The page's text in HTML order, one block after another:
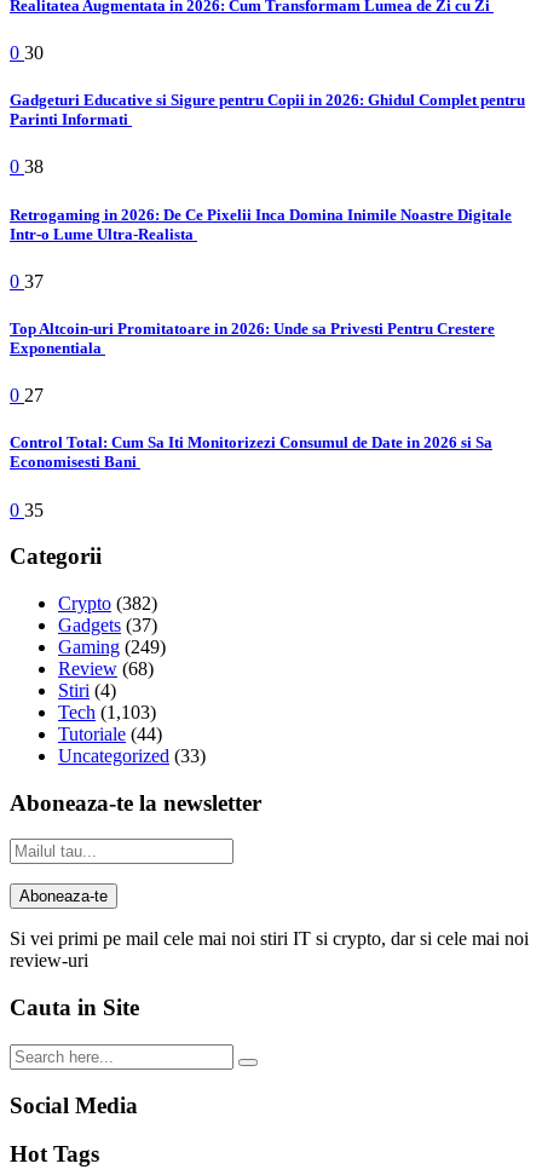
Realitatea Augmentata in 2026: Cum Transformam Lumea de Zi cu Zi
0 30
Gadgeturi Educative si Sigure pentru Copii in 2026: Ghidul Complet pentru
Parinti Informati
0 38
Retrogaming in 2026: De Ce Pixelii Inca Domina Inimile Noastre Digitale
Intr-o Lume Ultra-Realista
0 37
Top Altcoin-uri Promitatoare in 2026: Unde sa Privesti Pentru Crestere
Exponentiala
0 27
Control Total: Cum Sa Iti Monitorizezi Consumul de Date in 2026 si Sa
Economisesti Bani
0 35
Categorii
Crypto (382)
Gadgets (37)
Gaming (249)
Review (68)
Stiri (4)
Tech (1,103)
Tutoriale (44)
Uncategorized (33)
Aboneaza-te la newsletter
Si vei primi pe mail cele mai noi stiri IT si crypto, dar si cele mai noi
review-uri
Cauta in Site
Social Media
Hot Tags